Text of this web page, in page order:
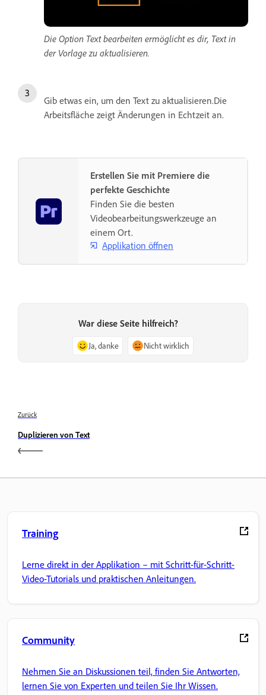
Die Option Text bearbeiten ermöglicht es dir, Text in
der Vorlage zu aktualisieren.
Gib etwas ein, um den Text zu aktualisieren.Die
Arbeitsfläche zeigt Änderungen in Echtzeit an.
Erstellen Sie mit Premiere die
perfekte Geschichte
Finden Sie die besten
Videobearbeitungswerkzeuge an
einem Ort.
Applikation öffnen
War diese Seite hilfreich?
Ja, danke Nicht wirklich
Zurück
Duplizieren von Text
Training
Lerne direkt in der Applikation – mit Schritt-für-Schritt-
Video-Tutorials und praktischen Anleitungen.
Community
Nehmen Sie an Diskussionen teil, finden Sie Antworten,
lernen Sie von Experten und teilen Sie Ihr Wissen.